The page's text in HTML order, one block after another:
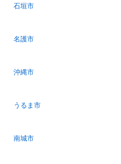
石垣市
名護市
沖縄市
うるま市
南城市